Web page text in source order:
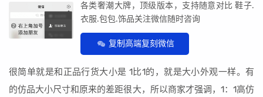
各类奢潮大牌，顶级版本，支持随意对比 鞋子.
衣服.包包.饰品关注微信随时咨询
复制高端复刻微信
很简单就是和正品行货大小是 1比1的，就是大小外观一样。有
的仿品大小尺寸和原来的差距很大，所以商家才强调，1：1高仿